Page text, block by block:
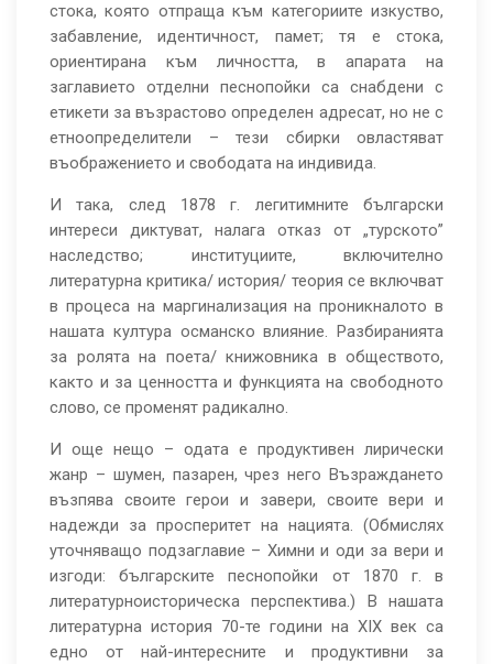
стока, която отпраща към категориите изкуство,
забавление, идентичност, памет; тя е стока,
ориентирана към личността, в апарата на
заглавието отделни песнопойки са снабдени с
етикети за възрастово определен адресат, но не с
етноопределители – тези сбирки овластяват
въображението и свободата на индивида.
И така, след 1878 г. легитимните български
интереси диктуват, налага отказ от „турското”
наследство; институциите, включително
литературна критика/ история/ теория се включват
в процеса на маргинализация на проникналото в
нашата култура османско влияние. Разбиранията
за ролята на поета/ книжовника в обществото,
както и за ценността и функцията на свободното
слово, се променят радикално.
И още нещо – одата е продуктивен лирически
жанр – шумен, пазарен, чрез него Възраждането
възпява своите герои и завери, своите вери и
надежди за просперитет на нацията. (Обмислях
уточняващо подзаглавие – Химни и оди за вери и
изгоди: българските песнопойки от 1870 г. в
литературноисторическа перспектива.) В нашата
литературна история 70-те години на ХІХ век са
едно от най-интересните и продуктивни за